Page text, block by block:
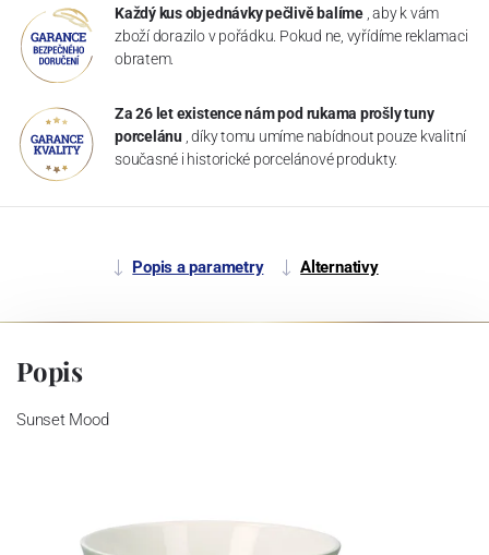
Každý kus objednávky pečlivě balíme , aby k vám
zboží dorazilo v pořádku. Pokud ne, vyřídíme reklamaci
obratem.
Za 26 let existence nám pod rukama prošly tuny
porcelánu , díky tomu umíme nabídnout pouze kvalitní
současné i historické porcelánové produkty.
Popis a parametry Alternativy
Popis
Sunset Mood